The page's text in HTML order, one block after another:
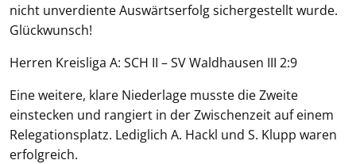
nicht unverdiente Auswärtserfolg sichergestellt wurde.
Glückwunsch!
Herren Kreisliga A: SCH II – SV Waldhausen III 2:9
Eine weitere, klare Niederlage musste die Zweite
einstecken und rangiert in der Zwischenzeit auf einem
Relegationsplatz. Lediglich A. Hackl und S. Klupp waren
erfolgreich.